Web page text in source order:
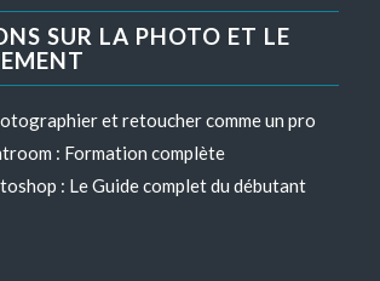
SUR LA PHOTO ET LE
et retoucher comme un pro
: Formation complète
: Le Guide complet du débutant